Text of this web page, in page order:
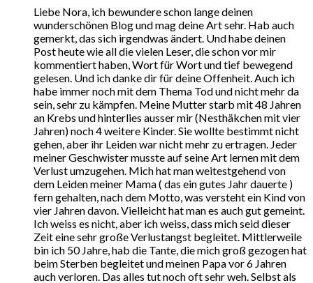
Liebe Nora, ich bewundere schon lange deinen
wunderschönen Blog und mag deine Art sehr. Hab auch
gemerkt, das sich irgendwas ändert. Und habe deinen
Post heute wie all die vielen Leser, die schon vor mir
kommentiert haben, Wort für Wort und tief bewegend
gelesen. Und ich danke dir für deine Offenheit. Auch ich
habe immer noch mit dem Thema Tod und nicht mehr da
sein, sehr zu kämpfen. Meine Mutter starb mit 48 Jahren
an Krebs und hinterlies ausser mir (Nesthäkchen mit vier
Jahren) noch 4 weitere Kinder. Sie wollte bestimmt nicht
gehen, aber ihr Leiden war nicht mehr zu ertragen. Jeder
meiner Geschwister musste auf seine Art lernen mit dem
Verlust umzugehen. Mich hat man weitestgehend von
dem Leiden meiner Mama ( das ein gutes Jahr dauerte )
fern gehalten, nach dem Motto, was versteht ein Kind von
vier Jahren davon. Vielleicht hat man es auch gut gemeint.
Ich weiss es nicht, aber ich weiss, dass mich seid dieser
Zeit eine sehr große Verlustangst begleitet. Mittlerweile
bin ich 50 Jahre, hab die Tante, die mich groß gezogen hat
beim Sterben begleitet und meinen Papa vor 6 Jahren
auch verloren. Das alles tut noch oft sehr weh. Selbst als